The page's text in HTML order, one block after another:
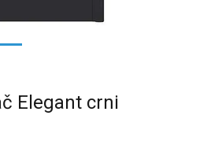
1
Elegant crni